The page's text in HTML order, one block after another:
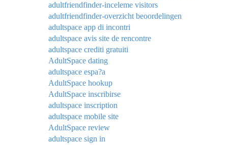
adultfriendfinder-inceleme visitors
adultfriendfinder-overzicht beoordelingen
adultspace app di incontri
adultspace avis site de rencontre
adultspace crediti gratuiti
AdultSpace dating
adultspace espa?a
AdultSpace hookup
AdultSpace inscribirse
adultspace inscription
adultspace mobile site
AdultSpace review
adultspace sign in